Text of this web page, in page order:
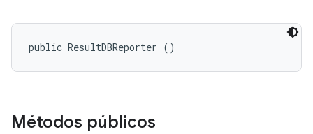
public ResultDBReporter ()
Métodos públicos